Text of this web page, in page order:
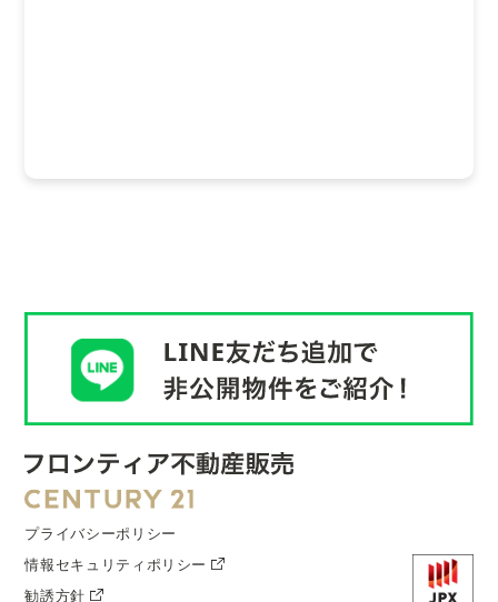
プライバシーポリシー
情報セキュリティポリシー
勧誘方針